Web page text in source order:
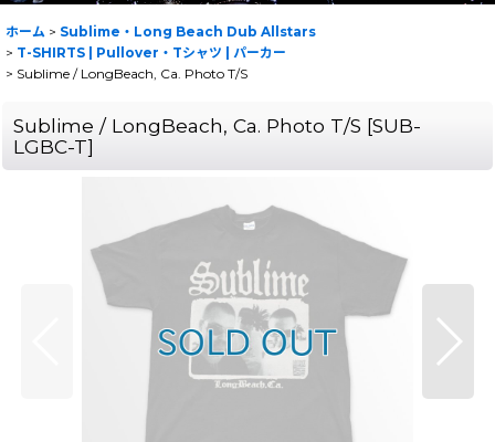
ホーム > Sublime・Long Beach Dub Allstars
> T-SHIRTS | Pullover・Tシャツ | パーカー
> Sublime / LongBeach, Ca. Photo T/S
Sublime / LongBeach, Ca. Photo T/S [SUB-
LGBC-T]